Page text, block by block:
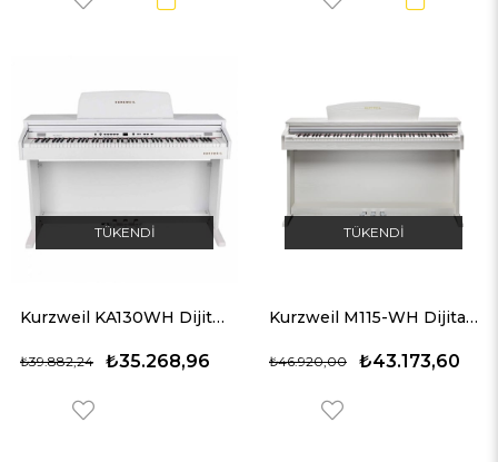
TÜKENDI
Kurzweil KA130WH Dijital Piyano (Beyaz)
₺35.268,96
₺39.882,24
TÜKENDI
Kurzweil M115-WH Dijital Piyano (Beyaz)
₺43.173,60
₺46.920,00